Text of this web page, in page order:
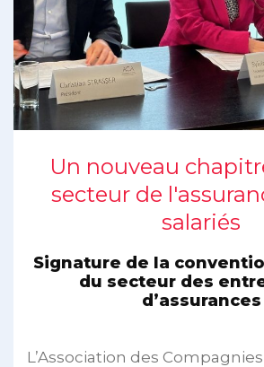
Un nouveau
secteur de
salariés
Signature de la
du secteur des
d’assurances
L’Association des